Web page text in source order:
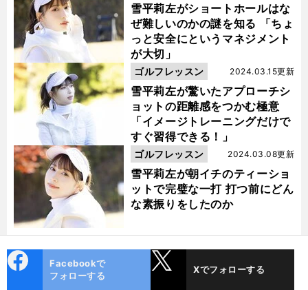
雪平莉左がショートホールはな
ぜ難しいのかの謎を知る 「ちょ
っと安全にというマネジメント
が大切」
雪平莉左が驚いたアプローチシ
ョットの距離感をつかむ極意
「イメージトレーニングだけで
すぐ習得できる！」
2024.03.15更新
ゴルフレッスン
雪平莉左が朝イチのティーショ
ットで完璧な一打 打つ前にどん
な素振りをしたのか
2024.03.08更新
ゴルフレッスン
ok
Facebookで
フォローする
Xでフォローする